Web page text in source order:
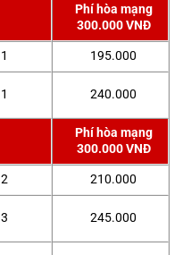
Phí hòa mạng
300.000 VNĐ
1 195.000
1 240.000
Phí hòa mạng
300.000 VNĐ
2 210.000
3 245.000